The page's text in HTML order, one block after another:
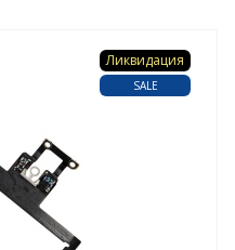
Ликвидация
SALE